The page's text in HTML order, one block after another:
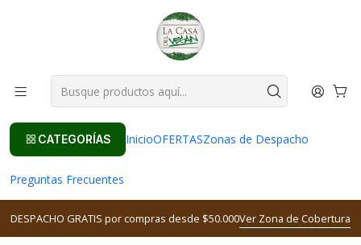
CATEGORÍAS InicioOFERTASZonas de Despacho
Preguntas Frecuentes
DESPACHO GRATIS por compras desde $50.000Ver Zona de Cobertura